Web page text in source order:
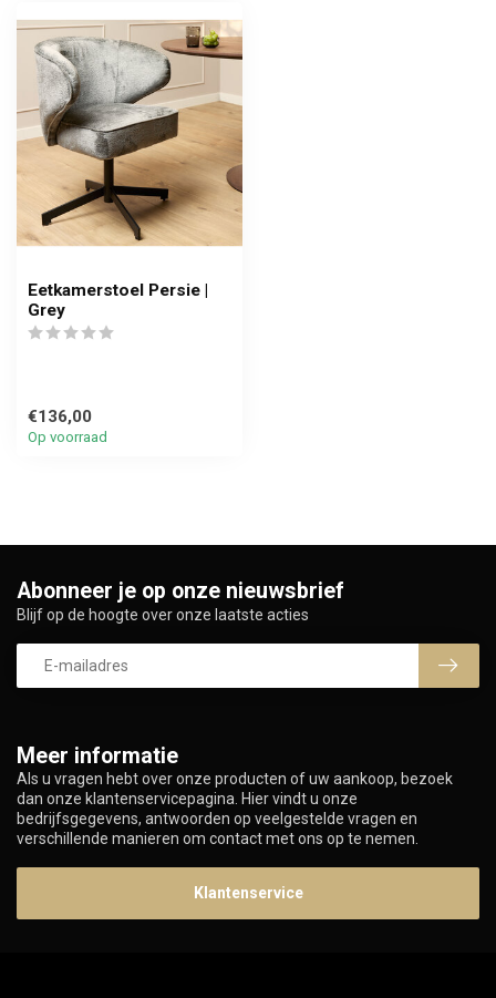
Eetkamerstoel Persie |
Grey
€136,00
Op voorraad
Meer informatie
Als u vragen hebt over onze producten of uw aankoop, bezoek
dan onze klantenservicepagina. Hier vindt u onze
bedrijfsgegevens, antwoorden op veelgestelde vragen en
verschillende manieren om contact met ons op te nemen.
Klantenservice
Abonneer je op onze nieuwsbrief
Blijf op de hoogte over onze laatste acties